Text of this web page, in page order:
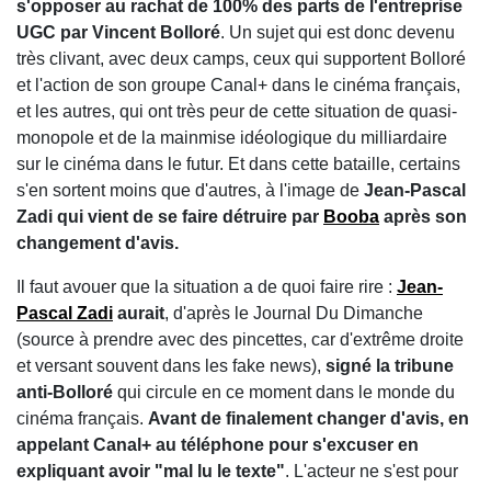
s'opposer au rachat de 100% des parts de l'entreprise
UGC par Vincent Bolloré. Un sujet qui est donc devenu
très clivant, avec deux camps, ceux qui supportent Bolloré
et l'action de son groupe Canal+ dans le cinéma français,
et les autres, qui ont très peur de cette situation de quasi-
monopole et de la mainmise idéologique du milliardaire
sur le cinéma dans le futur. Et dans cette bataille, certains
s'en sortent moins que d'autres, à l'image de Jean-Pascal
Zadi qui vient de se faire détruire par Booba après son
changement d'avis.
Il faut avouer que la situation a de quoi faire rire : Jean-
Pascal Zadi aurait, d'après le Journal Du Dimanche
(source à prendre avec des pincettes, car d'extrême droite
et versant souvent dans les fake news), signé la tribune
anti-Bolloré qui circule en ce moment dans le monde du
cinéma français. Avant de finalement changer d'avis, en
appelant Canal+ au téléphone pour s'excuser en
expliquant avoir "mal lu le texte". L'acteur ne s'est pour